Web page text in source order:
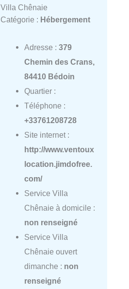
Villa Chênaie
Catégorie : Hébergement
Adresse : 379
Chemin des Crans,
84410 Bédoin
Quartier :
Téléphone :
+33761208728
Site internet :
http://www.ventoux
location.jimdofree.
com/
Service Villa
Chênaie à domicile :
non renseigné
Service Villa
Chênaie ouvert
dimanche : non
renseigné